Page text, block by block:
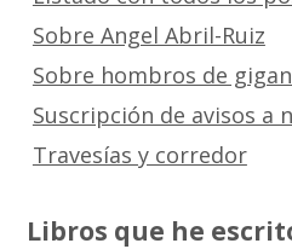
Sobre Angel Abril-Ruiz
Sobre hombros de
Suscripción de avisos a
Travesías y corredor
Libros que he